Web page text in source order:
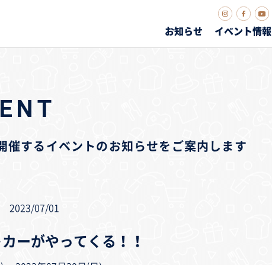
お知らせ イベント情報
催するイベントのお知らせをご案内します
2023/07/01
ーがやってくる！！